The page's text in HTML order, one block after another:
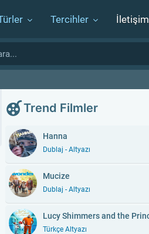
Tercihler İletişim
Trend Filmler
Hanna
Dublaj - Altyazı
Mucize
Dublaj - Altyazı
Türkçe Altyazı